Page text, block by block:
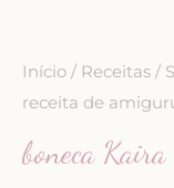
Início / Receitas /
receita de
boneca